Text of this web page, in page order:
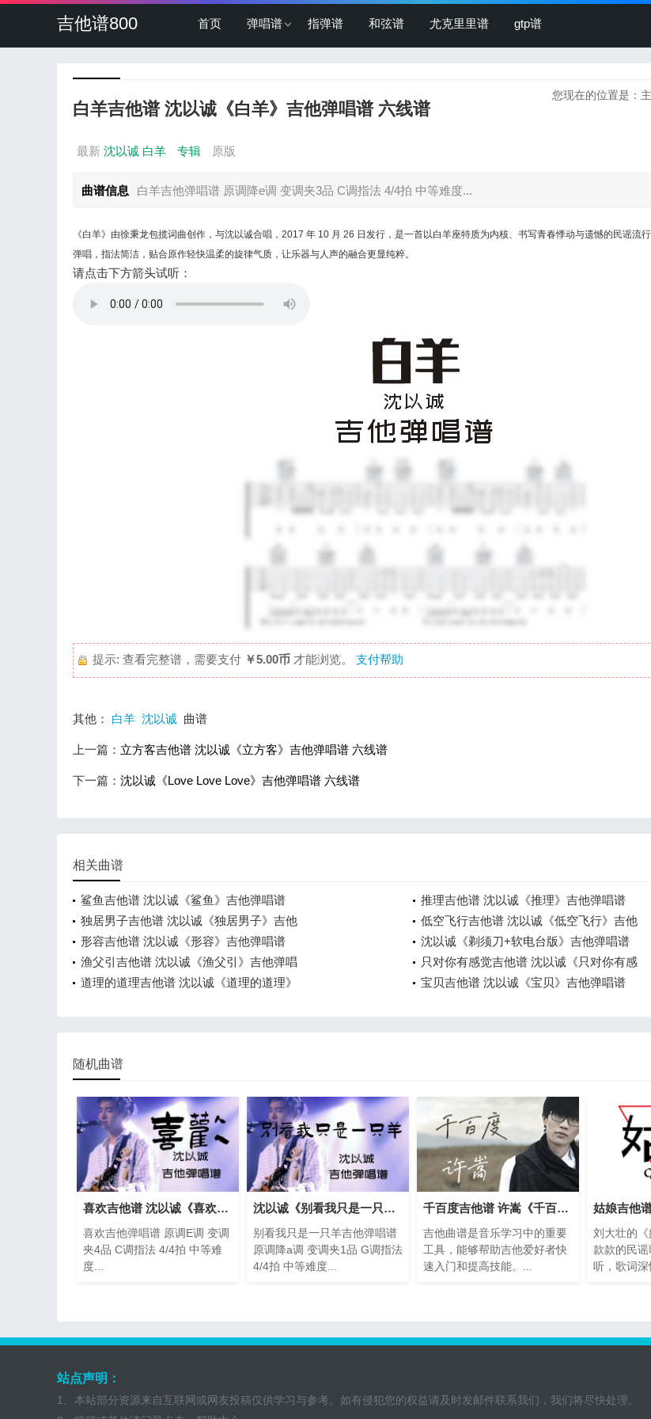
吉他谱800 首页 弹唱谱 指弹谱 和弦谱 尤克里里谱 gtp谱
您现在的位置是：
白羊吉他谱 沈以诚《白羊》吉他弹唱谱 六线谱
最新 沈以诚 白羊 专辑 原版
曲谱信息 白羊吉他弹唱谱 原调降e调 变调夹3品 C调指法 4/4拍 中等难度...
《白羊》由徐秉龙包揽词曲创作，与沈以诚合唱，2017 年 10 月 26 日发行，是一首以白羊座特质为内核、书写青春悸动与遗憾的民谣流
弹唱，指法简洁，贴合原作轻快温柔的旋律气质，让乐器与人声的融合更显纯粹。
请点击下方箭头试听：
提示: 查看完整谱，需要支付 ￥5.00币 才能浏览。 支付帮助
其他： 白羊 沈以诚 曲谱
上一篇： 立方客吉他谱 沈以诚《立方客》吉他弹唱谱 六线谱
下一篇： 沈以诚《Love Love Love》吉他弹唱谱 六线谱
相关曲谱
鲨鱼吉他谱 沈以诚《鲨鱼》吉他弹唱谱
推理吉他谱 沈以诚《推理》吉他弹唱谱
独居男子吉他谱 沈以诚《独居男子》吉他
低空飞行吉他谱 沈以诚《低空飞行》吉他
形容吉他谱 沈以诚《形容》吉他弹唱谱
沈以诚《剃须刀+软电台版》吉他弹唱谱
渔父引吉他谱 沈以诚《渔父引》吉他弹唱
只对你有感觉吉他谱 沈以诚《只对你有感
道理的道理吉他谱 沈以诚《道理的道理》
宝贝吉他谱 沈以诚《宝贝》吉他弹唱谱
随机曲谱
喜欢吉他谱 沈以诚《喜欢》吉他弹唱谱
喜欢吉他弹唱谱 原调E调 变调
夹4品 C调指法 4/4拍 中等难
度...
沈以诚《别看我只是一只羊》吉他弹唱谱
别看我只是一只羊吉他弹唱谱
原调降a调 变调夹1品 G调指法
4/4拍 中等难度...
千百度吉他谱 许嵩《千百度》吉他弹唱谱
吉他曲谱是音乐学习中的重要
工具，能够帮助吉他爱好者快
速入门和提高技能。...
刘大壮的
款款的民
听，歌词深
站点声明：
1、本站部分资源来自互联网或网友投稿仅供学习与参考。如有侵犯您的权益请及时发邮件联系我们，我们将尽快处理。